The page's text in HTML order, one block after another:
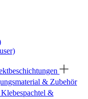
& Zubehör
Klebespachtel &